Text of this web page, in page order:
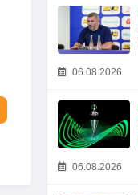
06.08.2026
06.08.2026